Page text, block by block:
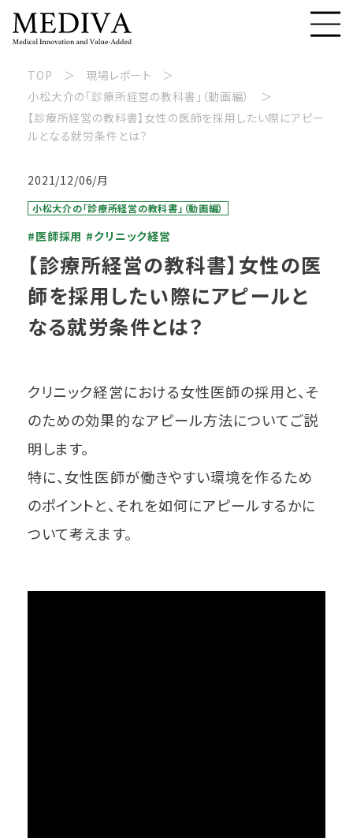
TOP
現場レポート
小松大介の「診療所経営の教科書」（動画編）
【診療所経営の教科書】女性の医師を採用したい際にアピー
ルとなる就労条件とは？
2021/12/06/月
小松大介の「診療所経営の教科書」（動画編）
#医師採用 #クリニック経営
【診療所経営の教科書】女性の医
師を採用したい際にアピールと
なる就労条件とは？
クリニック経営における女性医師の採用と、そ
のための効果的なアピール方法についてご説
明します。
特に、女性医師が働きやすい環境を作るため
のポイントと、それを如何にアピールするかに
ついて考えます。